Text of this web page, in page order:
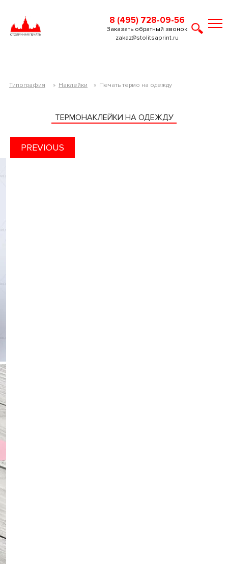
8 (495) 728-09-56
zakaz@stolitsaprint.ru
Заказать обратный звонок
Типография » Наклейки » Печать термо на одежду
ТЕРМОНАКЛЕЙКИ НА ОДЕЖДУ
PREVIOUS